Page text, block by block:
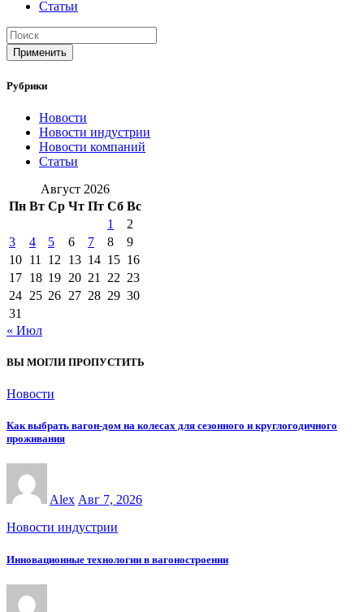
Статьи
Применить
Рубрики
Новости
Новости индустрии
Новости компаний
Статьи
Август 2026
Пн Вт Ср Чт Пт Сб Вс
1
2
3
4 5 6 7 8
9
10 11 12 13 14 15 16
17 18 19 20 21 22 23
24 25 26 27 28 29 30
31
« Июл
ВЫ МОГЛИ ПРОПУСТИТЬ
Новости
Как выбрать вагон-дом на колесах для сезонного и круглогодичного
проживания
Alex Авг 7, 2026
Новости индустрии
Инновационные технологии в вагоностроении